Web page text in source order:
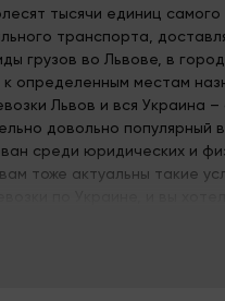
тысячи единиц самого
транспорта,
грузов во Львове, в
к определенным местам
Львов и вся Украина –
довольно популярный
среди юридических и
тоже актуальны такие